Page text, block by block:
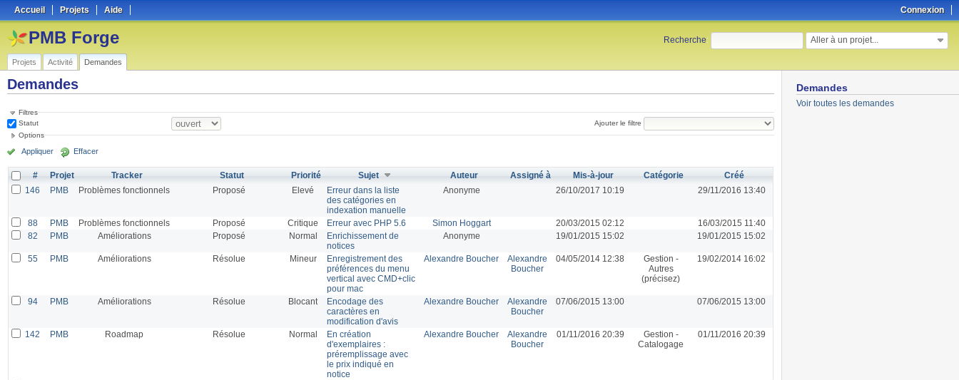
Connexion
Accueil Projets Aide
Recherche: Aller à un projet...
PMB Forge
Projets Activité Demandes
Demandes
Voir toutes les demandes
Demandes
Filtres
Statut
Ajouter le filtre
Options
Appliquer Effacer
# Projet Tracker Statut Priorité Sujet Auteur Assigné à Mis-à-jour Catégorie
Créé
146
PMB Problèmes fonctionnels Proposé Elevé
Erreur dans la liste
des catégories en
indexation manuelle
Anonyme 26/10/2017 10:19 29/11/2016 13:40
88 PMB Problèmes fonctionnels Proposé Critique Erreur avec PHP 5.6 Simon Hoggart 20/03/2015 02:12
16/03/2015 11:40
82
PMB Améliorations Proposé Normal
Enrichissement de
notices
Anonyme 19/01/2015 15:02 19/01/2015 15:02
55 PMB Améliorations Résolue Mineur
Enregistrement des
préférences du menu
vertical avec CMD+clic
pour mac
Alexandre Boucher
Alexandre
Boucher
04/05/2014 12:38
Gestion -
Autres
(précisez)
19/02/2014 16:02
94 PMB Améliorations Résolue Blocant
Encodage des
caractères en
modification d'avis
Alexandre Boucher
Alexandre
Boucher
07/06/2015 13:00 07/06/2015 13:00
142 PMB Roadmap Résolue Normal
En création
d'exemplaires :
préremplissage avec
le prix indiqué en
notice
Alexandre Boucher
Alexandre
Boucher
01/11/2016 20:39
Gestion -
Catalogage
01/11/2016 20:39